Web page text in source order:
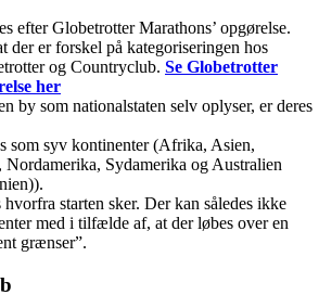
efter Globetrotter Marathons’ opgørelse.
der er forskel på kategoriseringen hos
og Countryclub. Se Globetrotter
her
by som nationalstaten selv oplyser, er deres
som syv kontinenter (Afrika, Asien,
Sydamerika og Australien
starten sker. Der kan således ikke
med i tilfælde af, at der løbes over en
grænser”.